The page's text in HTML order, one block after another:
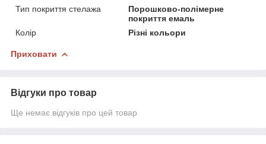
Тип покриття стелажа
Порошково-полімерне
покриття емаль
Колір
Різні кольори
Приховати
Відгуки про товар
Ще немає відгуків про цей товар